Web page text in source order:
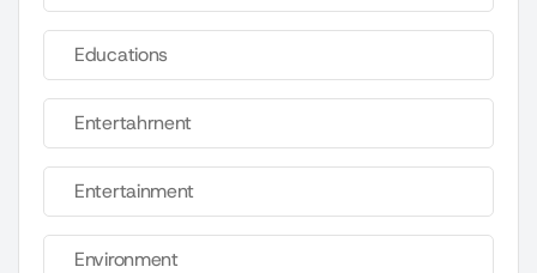
Educations
Entertahrnent
Entertainment
Environment